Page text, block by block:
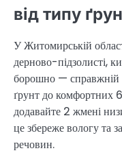
від типу
У Житомирській
дерново-підзолисті,
борошно — справжній
ґрунт до комфортних
додавайте 2 жмені
це збереже вологу та
речовин.